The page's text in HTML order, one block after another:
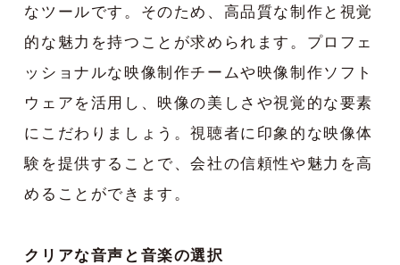
なツールです。そのため、高品質な制作と視覚
的な魅力を持つことが求められます。プロフェ
ッショナルな映像制作チームや映像制作ソフト
ウェアを活用し、映像の美しさや視覚的な要素
にこだわりましょう。視聴者に印象的な映像体
験を提供することで、会社の信頼性や魅力を高
めることができます。
クリアな音声と音楽の選択